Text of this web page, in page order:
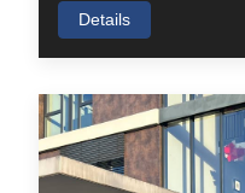
Details